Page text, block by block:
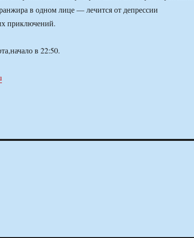
в одном лице — лечится от депрессии
приключений.
в 22:50.